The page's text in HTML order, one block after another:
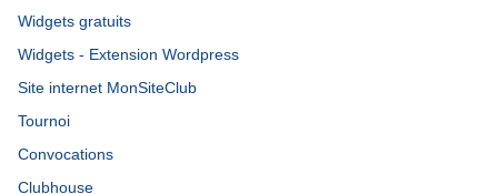
Widgets gratuits
Widgets - Extension Wordpress
Site internet MonSiteClub
Tournoi
Convocations
Clubhouse